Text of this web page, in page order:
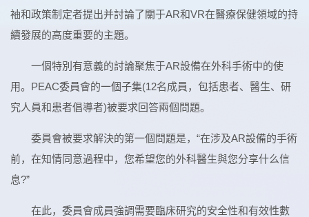
袖和政策制定者提出并討論了關于AR和VR在醫療保健領域的持
續發展的高度重要的主題。
一個特別有意義的討論聚焦于AR設備在外科手術中的使
用。PEAC委員會的一個子集(12名成員，包括患者、醫生、研
究人員和患者倡導者)被要求回答兩個問題。
委員會被要求解決的第一個問題是，“在涉及AR設備的手術
前，在知情同意過程中，您希望您的外科醫生與您分享什么信
息?”
在此，委員會成員強調需要臨床研究的安全性和有效性數